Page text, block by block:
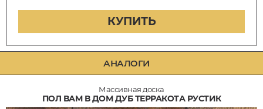
КУПИТЬ
АНАЛОГИ
Массивная доска
ПОЛ ВАМ В ДОМ ДУБ ТЕРРАКОТА РУСТИК